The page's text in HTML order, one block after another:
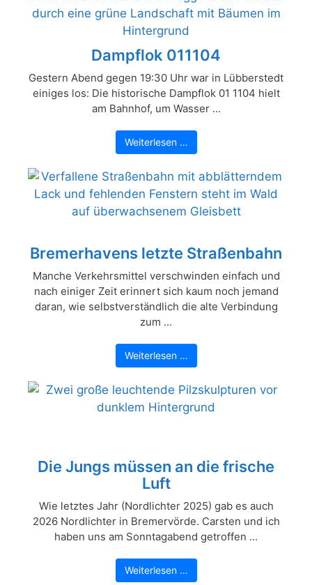
Dampflok 011104
Gestern Abend gegen 19:30 Uhr war in Lübberstedt
einiges los: Die historische Dampflok 01 1104 hielt
am Bahnhof, um Wasser ...
Weiterlesen …
Bremerhavens letzte Straßenbahn
Manche Verkehrsmittel verschwinden einfach und
nach einiger Zeit erinnert sich kaum noch jemand
daran, wie selbstverständlich die alte Verbindung
zum ...
Weiterlesen …
Die Jungs müssen an die frische
Luft
Wie letztes Jahr (Nordlichter 2025) gab es auch
2026 Nordlichter in Bremervörde. Carsten und ich
haben uns am Sonntagabend getroffen ...
Weiterlesen …